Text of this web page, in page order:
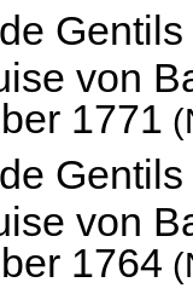
von
1771
von
1764